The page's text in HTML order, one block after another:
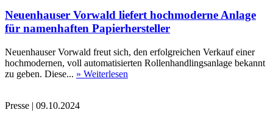
Neuenhauser Vorwald liefert hochmoderne Anlage
für namenhaften Papierhersteller
Neuenhauser Vorwald freut sich, den erfolgreichen Verkauf einer
hochmodernen, voll automatisierten Rollenhandlingsanlage bekannt
zu geben. Diese... » Weiterlesen
Presse | 09.10.2024